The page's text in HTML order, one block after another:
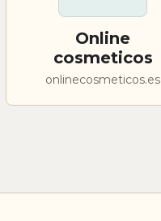
Online
cosmeticos
onlinecosmeticos.es